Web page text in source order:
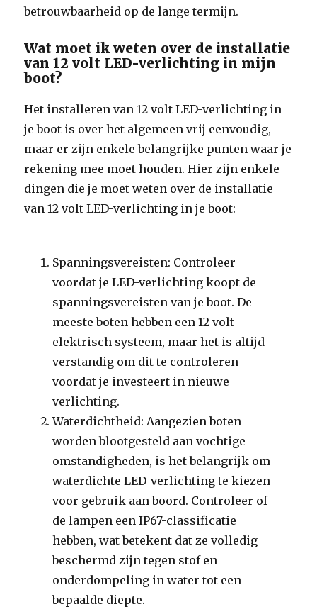
betrouwbaarheid op de lange termijn.
Wat moet ik weten over de installatie
van 12 volt LED-verlichting in mijn
boot?
Het installeren van 12 volt LED-verlichting in
je boot is over het algemeen vrij eenvoudig,
maar er zijn enkele belangrijke punten waar je
rekening mee moet houden. Hier zijn enkele
dingen die je moet weten over de installatie
van 12 volt LED-verlichting in je boot:
Spanningsvereisten: Controleer
voordat je LED-verlichting koopt de
spanningsvereisten van je boot. De
meeste boten hebben een 12 volt
elektrisch systeem, maar het is altijd
verstandig om dit te controleren
voordat je investeert in nieuwe
verlichting.
Waterdichtheid: Aangezien boten
worden blootgesteld aan vochtige
omstandigheden, is het belangrijk om
waterdichte LED-verlichting te kiezen
voor gebruik aan boord. Controleer of
de lampen een IP67-classificatie
hebben, wat betekent dat ze volledig
beschermd zijn tegen stof en
onderdompeling in water tot een
bepaalde diepte.